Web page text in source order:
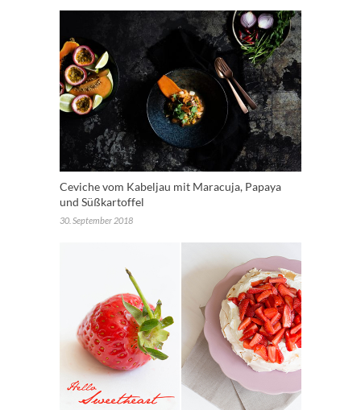
Ceviche vom Kabeljau mit Maracuja, Papaya
und Süßkartoffel
30. September 2018